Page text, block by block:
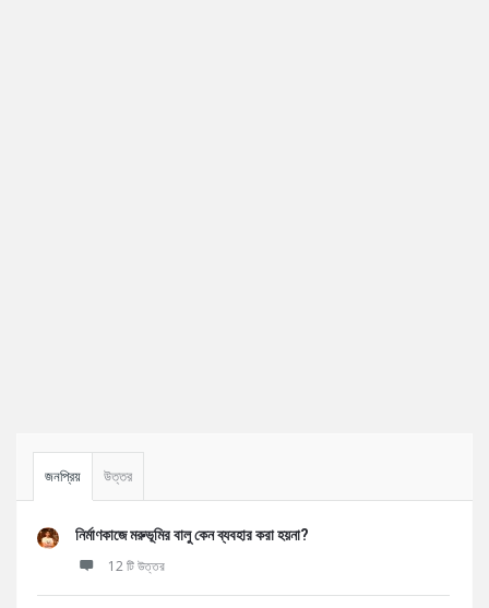
Sidebar
জনপ্রিয় উত্তর
নির্মাণকাজে মরুভূমির বালু কেন ব্যবহার করা হয়না?
12 টি উত্তর